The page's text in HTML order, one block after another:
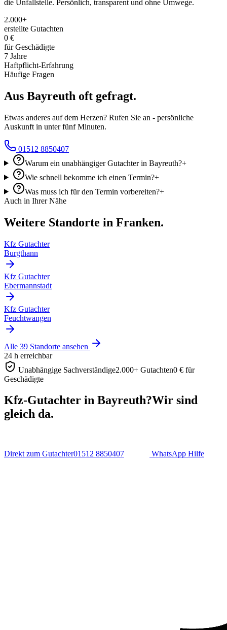
die Unfallstelle. Persönlich, transparent und ohne Umwege.
2.000+
erstellte Gutachten
0 €
für Geschädigte
7 Jahre
Haftpflicht-Erfahrung
Häufige Fragen
Aus Bayreuth oft gefragt.
Etwas anderes auf dem Herzen? Rufen Sie an - persönliche
Auskunft in unter fünf Minuten.
01512 8850407
Warum ein unabhängiger Gutachter in Bayreuth?+
Wie schnell bekomme ich einen Termin?+
Was muss ich für den Termin vorbereiten?+
Auch in Ihrer Nähe
Weitere Standorte in Franken.
Kfz Gutachter
Burgthann
Kfz Gutachter
Ebermannstadt
Kfz Gutachter
Feuchtwangen
Alle 39 Standorte ansehen
24 h erreichbar
Unabhängige Sachverständige2.000+ Gutachten0 € für
Geschädigte
Kfz-Gutachter in Bayreuth?Wir sind
gleich da.
Direkt zum Gutachter01512 8850407 WhatsApp Hilfe